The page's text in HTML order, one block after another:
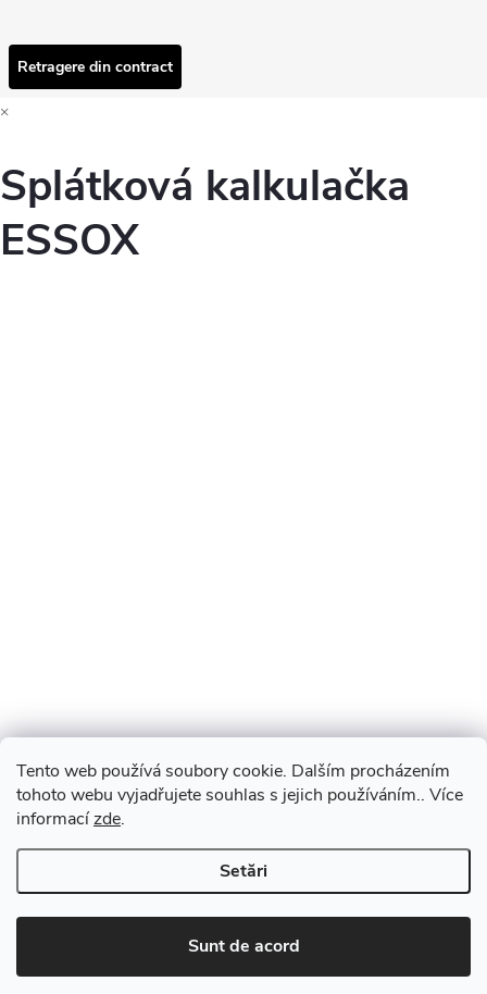
Tento web používá soubory cookie. Dalším procházením
tohoto webu vyjadřujete souhlas s jejich používáním.. Více
informacízde.
Setări
Sunt de acord
Retragere din contract
×
Splátková kalkulačka
ESSOX